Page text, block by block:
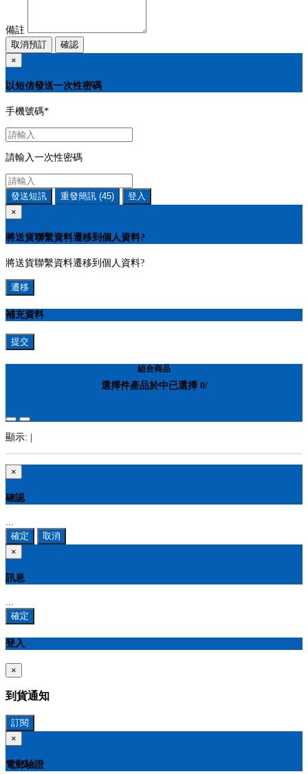
備註
取消預訂
確認
×
以短信發送一次性密碼
手機號碼*
請輸入一次性密碼
發送短訊 重發簡訊 (45)
登入
×
將送貨聯繫資料遷移到個人資料?
將送貨聯繫資料遷移到個人資料?
遷移
補充資料
提交
組合商品
選擇件產品於中已選擇 0/
顯示:
×
確認
...
確定
取消
×
訊息
...
確定
登入
×
到貨通知
訂閱
×
電郵驗證